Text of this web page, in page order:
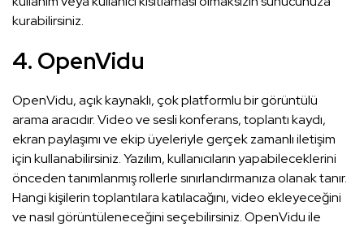
kurabilirsiniz.
4. OpenVidu
OpenVidu, açık kaynaklı, çok platformlu bir görüntülü
arama aracıdır. Video ve sesli konferans, toplantı kaydı,
ekran paylaşımı ve ekip üyeleriyle gerçek zamanlı iletişim
için kullanabilirsiniz. Yazılım, kullanıcıların yapabileceklerini
önceden tanımlanmış rollerle sınırlandırmanıza olanak tanır.
Hangi kişilerin toplantılara katılacağını, video ekleyeceğini
ve nasıl görüntüleneceğini seçebilirsiniz. OpenVidu ile